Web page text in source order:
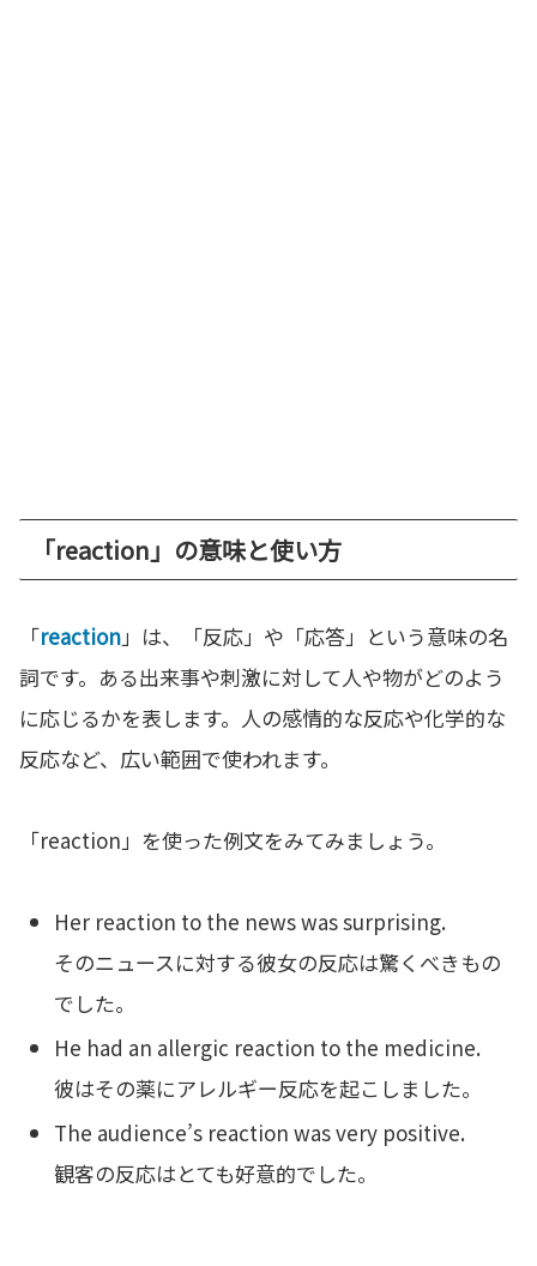
「reaction」の意味と使い方
「reaction」は、「反応」や「応答」という意味の名
詞です。ある出来事や刺激に対して人や物がどのよう
に応じるかを表します。人の感情的な反応や化学的な
反応など、広い範囲で使われます。
「reaction」を使った例文をみてみましょう。
Her reaction to the news was surprising.
そのニュースに対する彼女の反応は驚くべきもの
でした。
He had an allergic reaction to the medicine.
彼はその薬にアレルギー反応を起こしました。
The audience’s reaction was very positive.
観客の反応はとても好意的でした。